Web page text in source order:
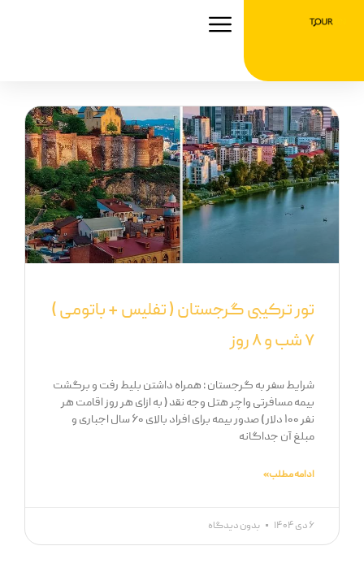
تور ترکیبی گرجستان ( تفلیس + باتومی )
۷ شب و ۸ روز
شرایط سفر به گرجستان : همراه داشتن بلیط رفت و برگشت
بیمه مسافرتی واچر هتل وجه نقد ( به ازای هر روز اقامت هر
نفر ۱۰۰ دلار ) صدور بیمه برای افراد بالای ۶۰ سال اجباری و
مبلغ آن جداگانه
ادامه مطلب »
۶ دی ۱۴۰۴ بدون دیدگاه